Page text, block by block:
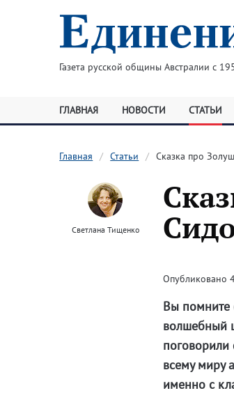
Газета русской общины Австралии с
ГЛАВНАЯ НОВОСТИ СТАТЬИ
Главная Статьи Сказка про
Светлана Тищенко
Опубликовано
Вы помните
волшебный
поговорили
всему миру
именно с